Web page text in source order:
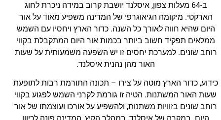
ב-64 מעלות צפון, איסלנד יושבת קרוב במידה ניכרת לחוג
הארקטי. מיקומה הגיאוגרפי של המדינה משפיע מאוד על אור
היום שהיא חווה לאורך כל השנה. כדור הארץ ויחסיו עם השמש
ממלאים תפקיד חשוב ביותר בכמות אור היום המתקבלת בקווי
רוחב שונים. למערכת יחסים זו יש השפעה משמעותית על שעות
האור מהן נהנית איסלנד.
כידוע, כדור הארץ מוטה על צירו – תכונה התורמת רבות לתופעת
שעות האור המשתנות. הטיה זו גורמת לקרני השמש לפגוע בקווי
רוחב שונים בזוויות משתנות, ולהשפיע על אורכו ועוצמתו של אור